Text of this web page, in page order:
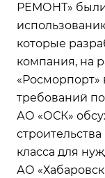
РЕМОНТ»
которые
компания, на
«Росморпорт»
требований
АО «ОСК»
класса для
АО